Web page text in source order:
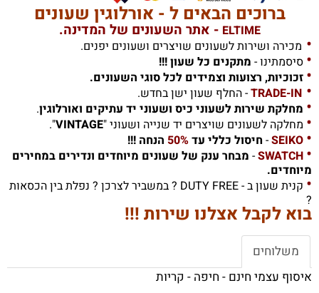
ברוכים הבאים ל - אורלוגין שעונים
ELTIME - אתר השעונים של המדינה.
• מכירה ושירות לשעונים שויצרים ושעונים יפנים.
• סיסמתינו - מתקנים כל שעון !!!
• זכוכיות, רצועות וצמידים לכל סוגי השעונים.
•
TRADE-IN- החלף שעון ישן בחדש.
• מחלקת שירות לשעוני כיס ושעוני יד עתיקים ואורלוגין.
• מחלקה לשעונים שויצרים יד שנייה ושעוני "VINTAGE
".
•
SEIKO
-חיסול כללי עד50% הנחה !!!
•
SWATCH
- מבחר ענק של שעונים מיוחדים ונדירים במחירים
מיוחדים.
•
קנית שעון ב - DUTY FREE ? במשביר לצרכן ? נפלת בין הכסאות
?
בוא לקבל אצלנו שירות !!!
משלוחים
איסוף עצמי חינם - חיפה - קריות